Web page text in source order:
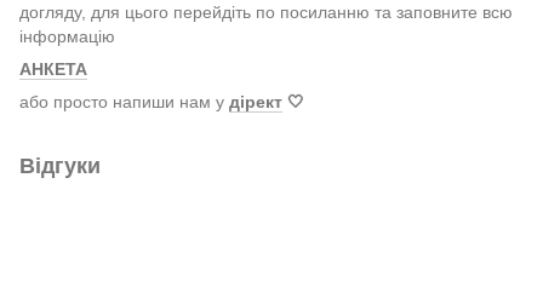
догляду, для цього перейдіть по посиланню та заповните всю
інформацію
АНКЕТА
або просто напиши нам у дірект 🤍
Відгуки